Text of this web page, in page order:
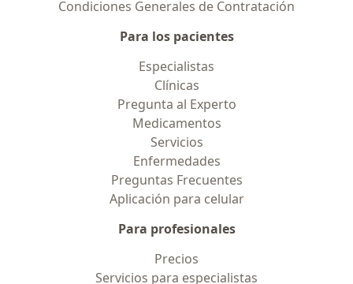
Condiciones Generales de Contratación
Para los pacientes
Especialistas
Clínicas
Pregunta al Experto
Medicamentos
Servicios
Enfermedades
Preguntas Frecuentes
Aplicación para celular
Para profesionales
Precios
Servicios para especialistas